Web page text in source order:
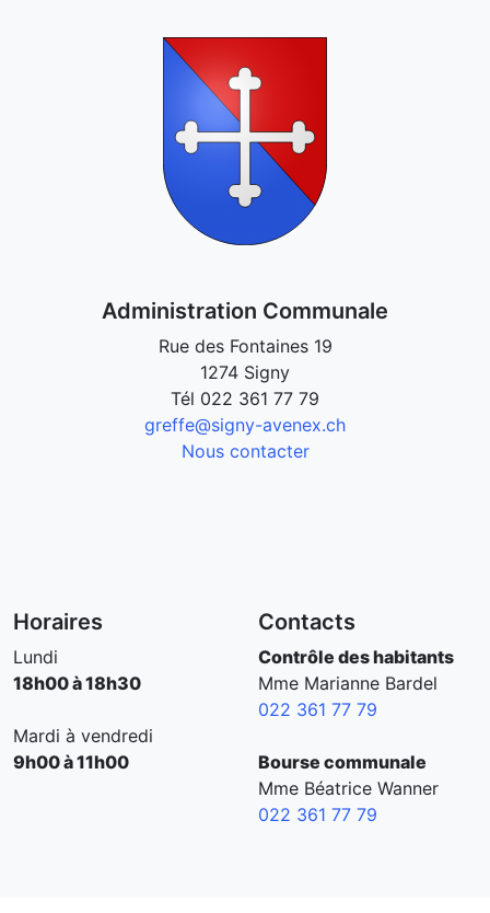
Administration Communale
Rue des Fontaines 19
1274 Signy
Tél 022 361 77 79
greffe@signy-avenex.ch
Nous contacter
Horaires
Lundi
18h00 à 18h30
Mardi à vendredi
9h00 à 11h00
Contacts
Contrôle des habitants
Mme Marianne Bardel
022 361 77 79
Bourse communale
Mme Béatrice Wanner
022 361 77 79